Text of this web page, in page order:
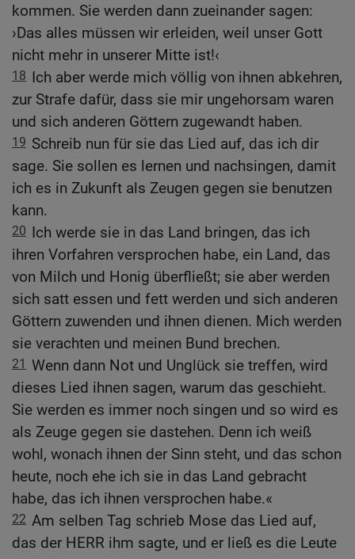
kommen. Sie werden dann zueinander sagen:
›Das alles müssen wir erleiden, weil unser Gott
nicht mehr in unserer Mitte ist!‹
18 Ich aber werde mich völlig von ihnen abkehren,
zur Strafe dafür, dass sie mir ungehorsam waren
und sich anderen Göttern zugewandt haben.
19 Schreib nun für sie das Lied auf, das ich dir
sage. Sie sollen es lernen und nachsingen, damit
ich es in Zukunft als Zeugen gegen sie benutzen
kann.
20 Ich werde sie in das Land bringen, das ich
ihren Vorfahren versprochen habe, ein Land, das
von Milch und Honig überfließt; sie aber werden
sich satt essen und fett werden und sich anderen
Göttern zuwenden und ihnen dienen. Mich werden
sie verachten und meinen Bund brechen.
21 Wenn dann Not und Unglück sie treffen, wird
dieses Lied ihnen sagen, warum das geschieht.
Sie werden es immer noch singen und so wird es
als Zeuge gegen sie dastehen. Denn ich weiß
wohl, wonach ihnen der Sinn steht, und das schon
heute, noch ehe ich sie in das Land gebracht
habe, das ich ihnen versprochen habe.«
22 Am selben Tag schrieb Mose das Lied auf,
das der HERR ihm sagte, und er ließ es die Leute